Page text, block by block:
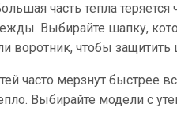
часть тепла теряется
Выбирайте шапку,
воротник, чтобы защитить
часто мерзнут быстрее
Выбирайте модели с